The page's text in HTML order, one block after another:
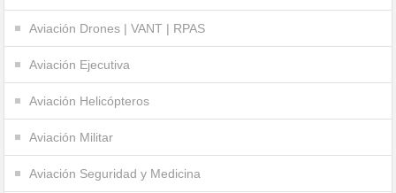
Aviación Drones | VANT | RPAS
Aviación Ejecutiva
Aviación Helicópteros
Aviación Militar
Aviación Seguridad y Medicina